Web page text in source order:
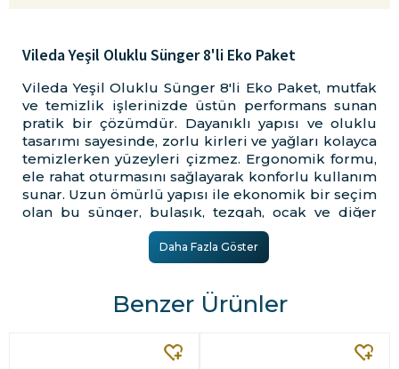
Vileda Yeşil Oluklu Sünger 8'li Eko Paket
Vileda Yeşil Oluklu Sünger 8'li Eko Paket, mutfak
ve temizlik işlerinizde üstün performans sunan
pratik bir çözümdür. Dayanıklı yapısı ve oluklu
tasarımı sayesinde, zorlu kirleri ve yağları kolayca
temizlerken yüzeyleri çizmez. Ergonomik formu,
ele rahat oturmasını sağlayarak konforlu kullanım
sunar. Uzun ömürlü yapısı ile ekonomik bir seçim
olan bu sünger, bulaşık, tezgah, ocak ve diğer
yüzeylerde etkili temizlik sağlar. Vileda Yeşil
Oluklu Sünger'in farklı sertliklerdeki keçe ve
sünger bölümleri sayesinde hem hassas hem
Tırnak koruyucu oluklu yapısı kirleri de
Vileda Yeşil Oluklu Sünger 8'li Eko Paket Kaliteli
Daha Fazla Göster
Benzer Ürünler